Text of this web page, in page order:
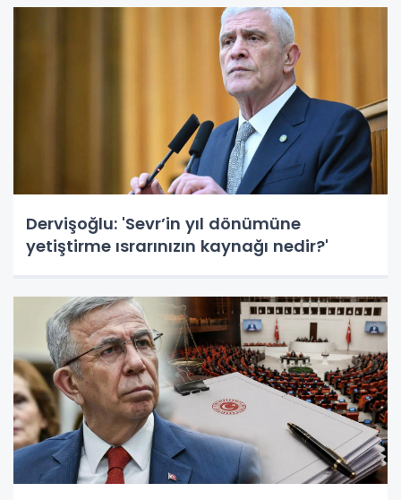
Dervişoğlu: 'Sevr’in yıl dönümüne
yetiştirme ısrarınızın kaynağı nedir?'